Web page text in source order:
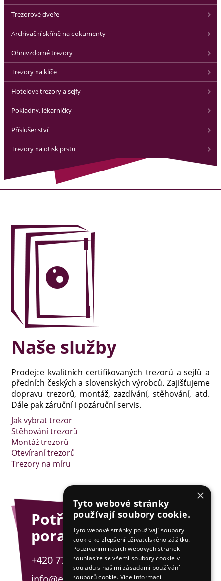
Trezorové dveře
Archivační skříně na dokumenty
Ohnivzdorné trezory
Trezory na klíče
Hotelové trezory a sejfy
Pokladny, lékarničky
Příslušenství
Trezory na otisk prstu
Naše služby
Prodejce kvalitních certifikovaných trezorů a sejfů a
předních českých a slovenských výrobců. Zajišťujeme
dopravu trezorů, montáž, zazdívání, stěhování, atd.
Dále pak záruční i pozáruční servis.
Jak vybrat trezor
Stěhování trezorů
Montáž trezorů
Otevíraní trezorů
Trezory na míru
Potřebujete
poradit?
+420 775 201 001
×
Tyto webové stránky
používají soubory cookie.
Tyto webové stránky používají soubory
cookie ke zlepšení uživatelského zážitku.
Používáním našich webových stránek
souhlasíte se všemi soubory cookie v
souladu s našimi zásadami používání
souborů cookie. Více informací